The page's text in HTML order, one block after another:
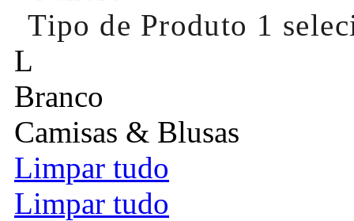
Tipo de Produto 1
L
Branco
Camisas & Blusas
Limpar tudo
Limpar tudo